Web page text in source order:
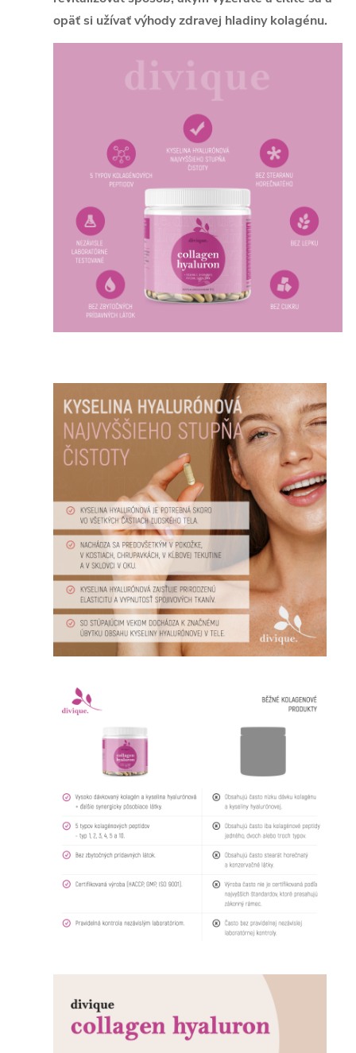
opäť si užívať výhody zdravej hladiny kolagénu.